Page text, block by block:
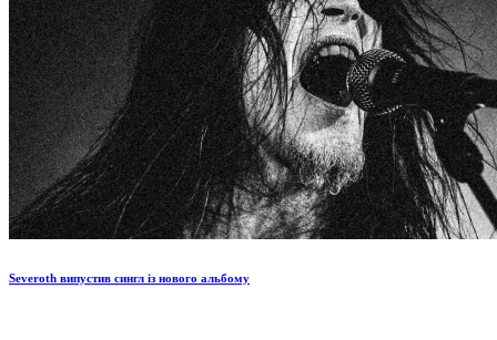
Severoth випустив сингл із нового альбому